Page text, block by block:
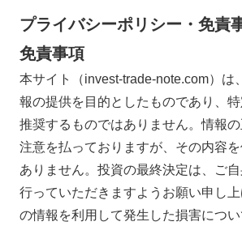
プライバシーポリシー・免責
免責事項
本サイト（invest-trade-note.com）は
報の提供を目的としたものであり、
推奨するものではありません。情報
注意を払っておりますが、その内容
ありません。投資の最終決定は、ご
行っていただきますようお願い申し
の情報を利用して発生した損害につ